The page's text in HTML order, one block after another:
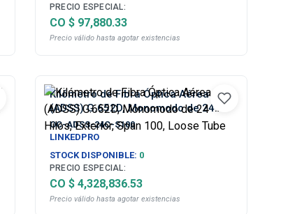
PRECIO ESPECIAL:
CO $ 97,880.33
Precio válido hasta agotar existencias
Kilómetro de Fibra Óptica Aérea
(ADSS) G.652D, Monomodo de 24
Hilos, Exterior, Span 100, Loose
Tube
OC-ADSS-24C-S100
LINKEDPRO
STOCK DISPONIBLE: 0
PRECIO ESPECIAL:
CO $ 4,328,836.53
Precio válido hasta agotar existencias